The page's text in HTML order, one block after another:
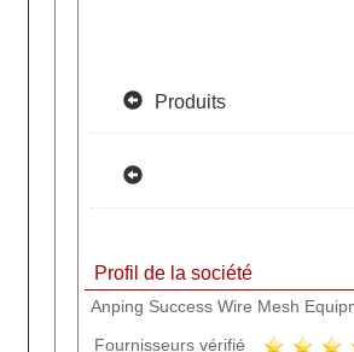
Produits
Profil de la société
Anping Success Wire Mesh
Fournisseurs vérifié